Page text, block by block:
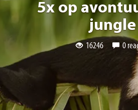
5x op
jungle
16246 0